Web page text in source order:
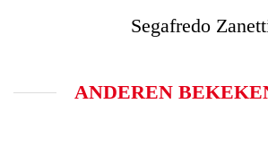
Segafredo
ANDEREN